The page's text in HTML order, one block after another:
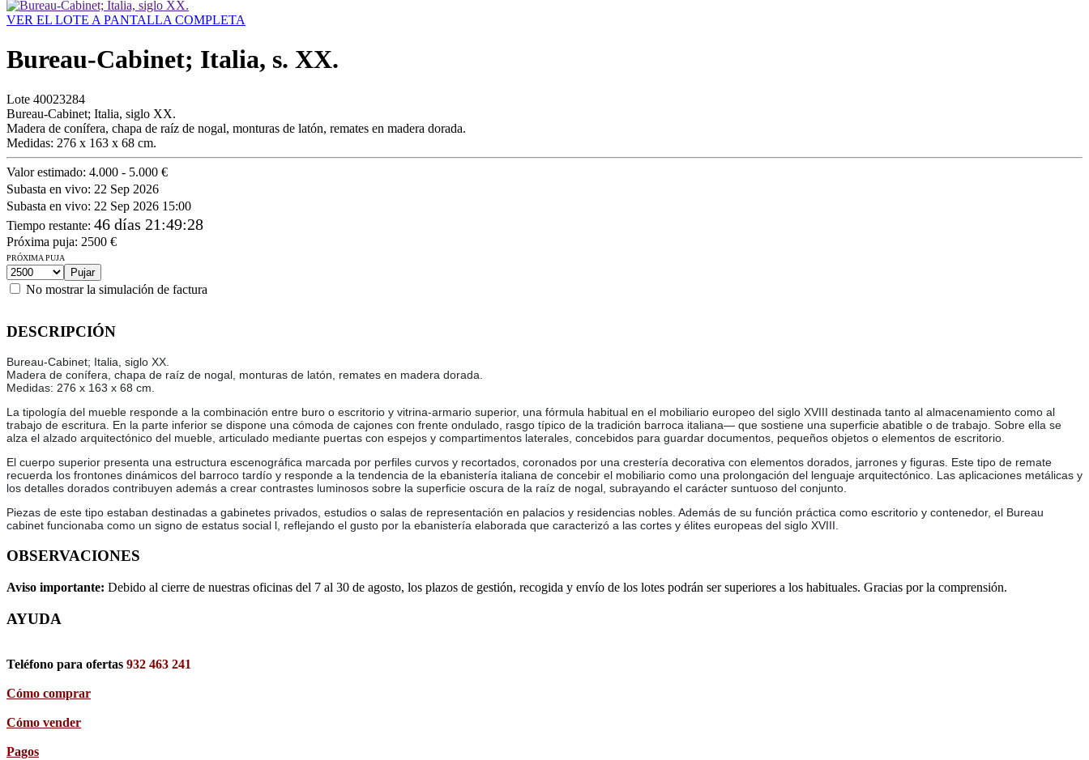
VER EL LOTE A PANTALLA COMPLETA
Bureau-Cabinet; Italia, s. XX.
Lote 40023284
Bureau-Cabinet; Italia, siglo XX.
Madera de conífera, chapa de raíz de nogal, monturas de latón, remates en madera dorada.
Medidas: 276 x 163 x 68 cm.
Valor estimado: 4.000 - 5.000 €
Subasta en vivo: 22 Sep 2026
Subasta en vivo: 22 Sep 2026 15:00
Tiempo restante: 46 días 21:49:28
Próxima puja: 2500 €
PRÓXIMA PUJA
No mostrar la simulación de factura
DESCRIPCIÓN
Bureau-Cabinet; Italia, siglo XX.
Madera de conífera, chapa de raíz de nogal, monturas de latón, remates en madera dorada.
Medidas: 276 x 163 x 68 cm.
La tipología del mueble responde a la combinación entre buro o escritorio y vitrina-armario superior, una fórmula habitual en el mobiliario europeo del siglo XVIII destinada tanto al almacenamiento como al
trabajo de escritura. En la parte inferior se dispone una cómoda de cajones con frente ondulado, rasgo típico de la tradición barroca italiana— que sostiene una superficie abatible o de trabajo. Sobre ella se
alza el alzado arquitectónico del mueble, articulado mediante puertas con espejos y compartimentos laterales, concebidos para guardar documentos, pequeños objetos o elementos de escritorio.
El cuerpo superior presenta una estructura escenográfica marcada por perfiles curvos y recortados, coronados por una crestería decorativa con elementos dorados, jarrones y figuras. Este tipo de remate
recuerda los frontones dinámicos del barroco tardío y responde a la tendencia de la ebanistería italiana de concebir el mobiliario como una prolongación del lenguaje arquitectónico. Las aplicaciones metálicas y
los detalles dorados contribuyen además a crear contrastes luminosos sobre la superficie oscura de la raíz de nogal, subrayando el carácter suntuoso del conjunto.
Piezas de este tipo estaban destinadas a gabinetes privados, estudios o salas de representación en palacios y residencias nobles. Además de su función práctica como escritorio y contenedor, el Bureau
cabinet funcionaba como un signo de estatus social l, reflejando el gusto por la ebanistería elaborada que caracterizó a las cortes y élites europeas del siglo XVIII.
OBSERVACIONES
Aviso importante: Debido al cierre de nuestras oficinas del 7 al 30 de agosto, los plazos de gestión, recogida y envío de los lotes podrán ser superiores a los habituales. Gracias por la comprensión.
AYUDA
Teléfono para ofertas 932 463 241
Cómo comprar
Cómo vender
Pagos